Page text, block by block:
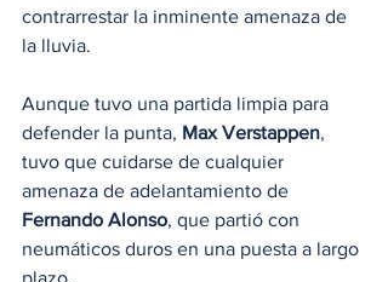
contrarrestar la inminente amenaza de
la lluvia.
Aunque tuvo una partida limpia para
defender la punta, Max Verstappen,
tuvo que cuidarse de cualquier
amenaza de adelantamiento de
Fernando Alonso, que partió con
neumáticos duros en una puesta a largo
plazo.